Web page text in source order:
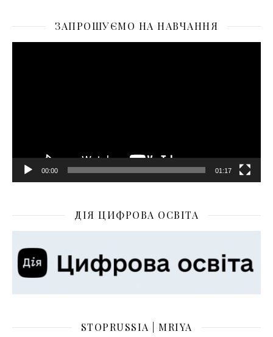
ЗАПРОШУЄМО НА НАВЧАННЯ
00:00 01:17
ДІЯ ЦИФРОВА ОСВІТА
STOPRUSSIA | MRIYA